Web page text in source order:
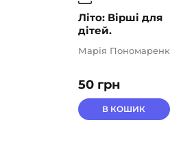
Літо: Вірші для
дітей.
50 грн
Марія
В КОШИК